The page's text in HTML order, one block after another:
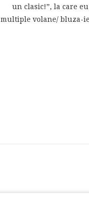
un clasic!”, la care
multiple volane/ bluza-ie